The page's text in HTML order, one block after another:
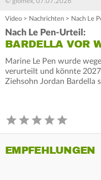
Video > Nachrichten > Nach Le
Nach Le Pen-Urteil:
BARDELLA VOR
Marine Le Pen wurde
verurteilt und könnte
Ziehsohn Jordan Bardella
EMPFEHLUNGEN